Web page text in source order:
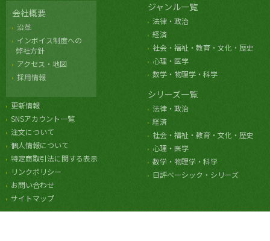
会社概要
沿革
インボイス制度への
弊社方針
アクセス・地図
採用情報
更新情報
SNSアカウント一覧
注文について
個人情報について
特定商取引法に関する表示
リンクポリシー
お問い合わせ
サイトマップ
ジャンル一覧
法律・政治
経済
社会・福祉・教育・文化・歴史
心理・医学
数学・物理学・科学
シリーズ一覧
法律・政治
経済
社会・福祉・教育・文化・歴史
心理・医学
数学・物理学・科学
日評ベーシック・シリーズ